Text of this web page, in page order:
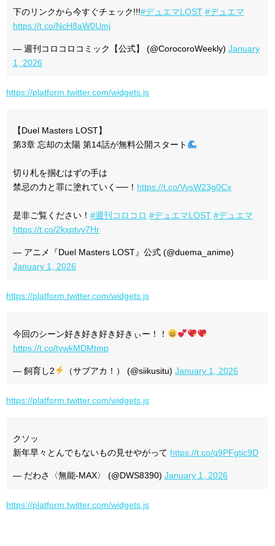
下のリンクから今すぐチェック!!!#デュエマLOST #デュエマ
https://t.co/NcH8aW0Umj
— 週刊コロコロコミック【公式】 (@CorocoroWeekly) January
1, 2026
https://platform.twitter.com/widgets.js
【Duel Masters LOST】
第3章 忘却の太陽 第14話が無料公開スタート
切り札を掴むはずの手は
禁忌の力と罪に塗れていく──！ https://t.co/VysW23g0Cx
是非ご覧ください！ #週刊コロコロ #デュエマLOST #デュエマ
https://t.co/2kxptvy7Hr
— アニメ『Duel Masters LOST』公式 (@duema_anime)
January 1, 2026
https://platform.twitter.com/widgets.js
今回のシーン好き好き好き好きぃー！！
https://t.co/tywkMDMtmp
— 飼育し2 （サブアカ！） (@siikusitu) January 1, 2026
https://platform.twitter.com/widgets.js
クソッ
新年早々とんでもないもの見せやがって https://t.co/q9PFgtic9D
— だわさ〈無能-MAX〉 (@DWS8390) January 1, 2026
https://platform.twitter.com/widgets.js